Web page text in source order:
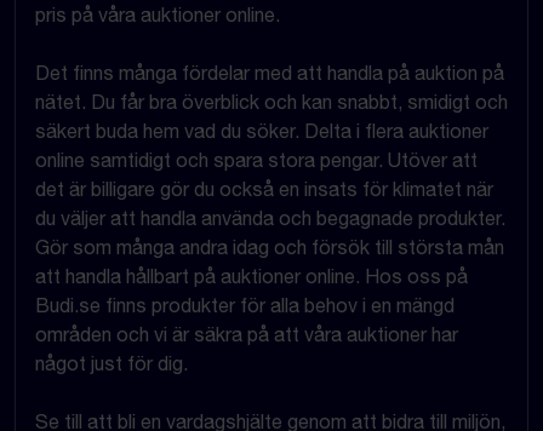
pris på våra auktioner online.
Det finns många fördelar med att handla på auktion på
nätet. Du får bra överblick och kan snabbt, smidigt och
säkert buda hem vad du söker. Delta i flera auktioner
online samtidigt och spara stora pengar. Utöver att
det är billigare gör du också en insats för klimatet när
du väljer att handla använda och begagnade produkter.
Gör som många andra idag och försök till största mån
att handla hållbart på auktioner online. Hos oss på
Budi.se finns produkter för alla behov i en mängd
områden och vi är säkra på att våra auktioner har
något just för dig.
Se till att bli en vardagshjälte genom att bidra till miljön,